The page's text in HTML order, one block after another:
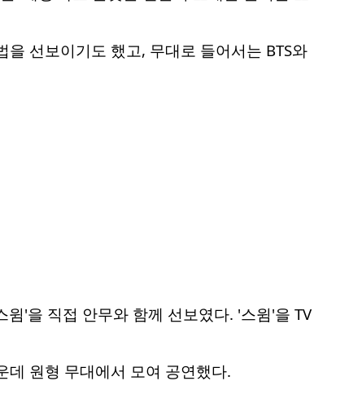
선보이기도 했고, 무대로 들어서는 BTS와
'을 직접 안무와 함께 선보였다. '스윔'을 TV
데 원형 무대에서 모여 공연했다.